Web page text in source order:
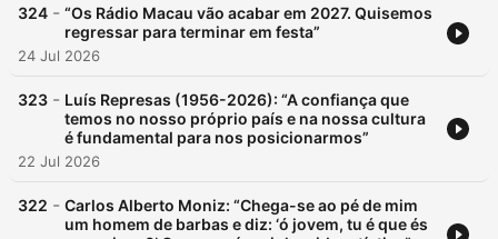
324 - “Os Rádio Macau vão acabar em 2027. Quisemos
regressar para terminar em festa”
24 Jul 2026
323 - Luís Represas (1956-2026): “A confiança que
temos no nosso próprio país e na nossa cultura
é fundamental para nos posicionarmos”
22 Jul 2026
322 - Carlos Alberto Moniz: “Chega-se ao pé de mim
um homem de barbas e diz: ‘ó jovem, tu é que és